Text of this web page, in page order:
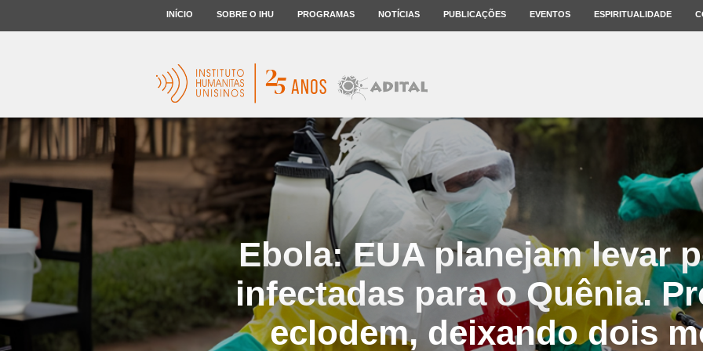
INÍCIO SOBRE O IHU PROGRAMAS NOTÍCIAS PUBLICAÇÕES EVENTOS ESPIRITUALIDADE
Ebola: EUA planejam levar
infectadas para o Quênia.
eclodem, deixando dois